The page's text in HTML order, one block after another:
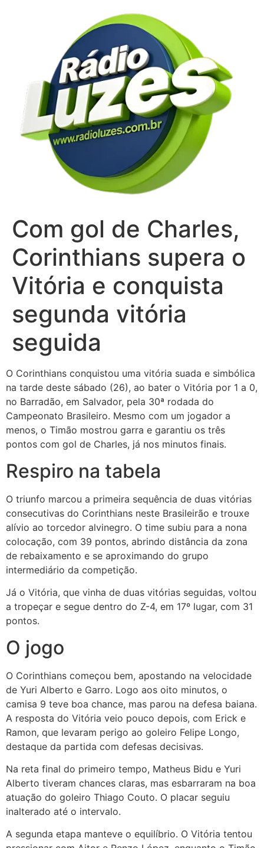
Com gol de Charles,
Corinthians supera o
Vitória e conquista
segunda vitória
seguida
O Corinthians conquistou uma vitória suada e simbólica
na tarde deste sábado (26), ao bater o Vitória por 1 a 0,
no Barradão, em Salvador, pela 30ª rodada do
Campeonato Brasileiro. Mesmo com um jogador a
menos, o Timão mostrou garra e garantiu os três
pontos com gol de Charles, já nos minutos finais.
Respiro na tabela
O triunfo marcou a primeira sequência de duas vitórias
consecutivas do Corinthians neste Brasileirão e trouxe
alívio ao torcedor alvinegro. O time subiu para a nona
colocação, com 39 pontos, abrindo distância da zona
de rebaixamento e se aproximando do grupo
intermediário da competição.
Já o Vitória, que vinha de duas vitórias seguidas, voltou
a tropeçar e segue dentro do Z-4, em 17º lugar, com 31
pontos.
O jogo
O Corinthians começou bem, apostando na velocidade
de Yuri Alberto e Garro. Logo aos oito minutos, o
camisa 9 teve boa chance, mas parou na defesa baiana.
A resposta do Vitória veio pouco depois, com Erick e
Ramon, que levaram perigo ao goleiro Felipe Longo,
destaque da partida com defesas decisivas.
Na reta final do primeiro tempo, Matheus Bidu e Yuri
Alberto tiveram chances claras, mas esbarraram na boa
atuação do goleiro Thiago Couto. O placar seguiu
inalterado até o intervalo.
A segunda etapa manteve o equilíbrio. O Vitória tentou